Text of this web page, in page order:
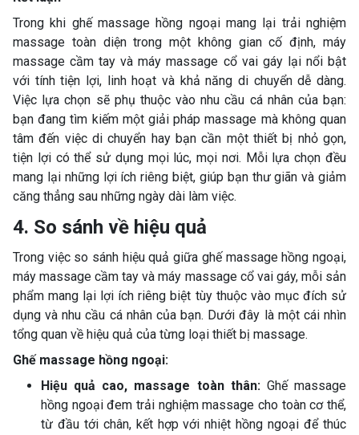
Trong khi ghế massage hồng ngoại mang lại trải nghiệm
massage toàn diện trong một không gian cố định, máy
massage cầm tay và máy massage cổ vai gáy lại nổi bật
với tính tiện lợi, linh hoạt và khả năng di chuyển dễ dàng.
Việc lựa chọn sẽ phụ thuộc vào nhu cầu cá nhân của bạn:
bạn đang tìm kiếm một giải pháp massage mà không quan
tâm đến việc di chuyển hay bạn cần một thiết bị nhỏ gọn,
tiện lợi có thể sử dụng mọi lúc, mọi nơi. Mỗi lựa chọn đều
mang lại những lợi ích riêng biệt, giúp bạn thư giãn và giảm
căng thẳng sau những ngày dài làm việc.
4. So sánh về hiệu quả
Trong việc so sánh hiệu quả giữa ghế massage hồng ngoại,
máy massage cầm tay và máy massage cổ vai gáy, mỗi sản
phẩm mang lại lợi ích riêng biệt tùy thuộc vào mục đích sử
dụng và nhu cầu cá nhân của bạn. Dưới đây là một cái nhìn
tổng quan về hiệu quả của từng loại thiết bị massage.
Ghế massage hồng ngoại:
Hiệu quả cao, massage toàn thân:Ghế massage
hồng ngoại đem trải nghiệm massage cho toàn cơ thể,
từ đầu tới chân, kết hợp với nhiệt hồng ngoại để thúc